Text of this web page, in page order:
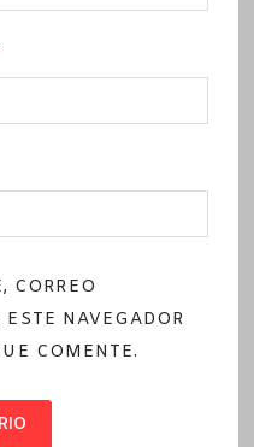
CORREO
NAVEGADOR
COMENTE.